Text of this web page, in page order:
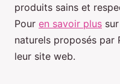
produits sains et
Pour en savoir plus
naturels proposés par
leur site web.